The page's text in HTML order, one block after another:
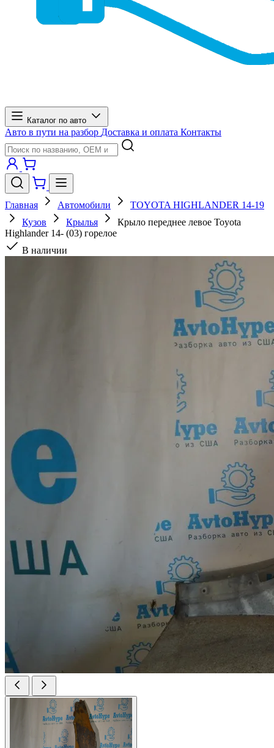
Каталог по авто
Авто в пути на разбор Доставка и оплата Контакты
Главная Автомобили
TOYOTA HIGHLANDER 14-19
Кузов
Крылья
Крыло переднее левое Toyota
Highlander 14- (03) горелое
В наличии